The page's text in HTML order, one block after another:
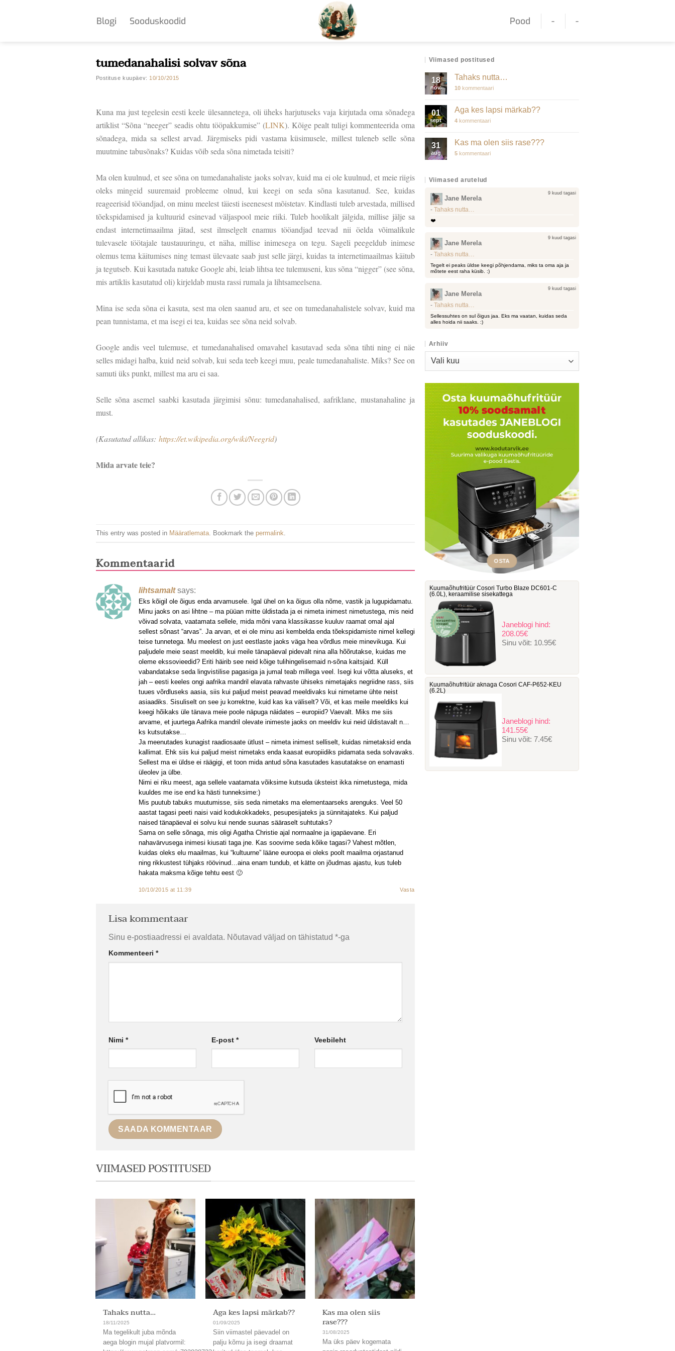
Blogi Sooduskoodid Pood - -
tumedanahalisi solvav sõna
Postituse kuupäev: 10/10/2015
Kuna ma just tegelesin eesti keele ülesannetega, oli üheks harjutuseks vaja kirjutada oma sõnadega
artiklist “Sõna “neeger” seadis ohtu tööpakkumise” (LINK). Kõige pealt tuligi kommenteerida oma
sõnadega, mida sa sellest arvad. Järgmiseks pidi vastama küsimusele, millest tuleneb selle sõna
muutmine tabusõnaks? Kuidas võib seda sõna nimetada teisiti?
Ma olen kuulnud, et see sõna on tumedanahaliste jaoks solvav, kuid ma ei ole kuulnud, et meie riigis
oleks mingeid suuremaid probleeme olnud, kui keegi on seda sõna kasutanud. See, kuidas
reageerisid tööandjad, on minu meelest täiesti iseenesest mõistetav. Kindlasti tuleb arvestada, millised
tõekspidamised ja kultuurid esinevad väljaspool meie riiki. Tuleb hoolikalt jälgida, millise jälje sa
endast internetimaailma jätad, sest ilmselgelt enamus tööandjad teevad nii öelda võimalikule
tulevasele töötajale taustauuringu, et näha, millise inimesega on tegu. Sageli peegeldub inimese
olemus tema käitumises ning temast ülevaate saab just selle järgi, kuidas ta internetimaailmas käitub
ja tegutseb. Kui kasutada natuke Google abi, leiab lihtsa tee tulemuseni, kus sõna “nigger” (see sõna,
mis artiklis kasutatud oli) kirjeldab musta rassi rumala ja lihtsameelsena.
Mina ise seda sõna ei kasuta, sest ma olen saanud aru, et see on tumedanahalistele solvav, kuid ma
pean tunnistama, et ma isegi ei tea, kuidas see sõna neid solvab.
Google andis veel tulemuse, et tumedanahalised omavahel kasutavad seda sõna tihti ning ei näe
selles midagi halba, kuid neid solvab, kui seda teeb keegi muu, peale tumedanahaliste. Miks? See on
samuti üks punkt, millest ma aru ei saa.
Selle sõna asemel saabki kasutada järgimisi sõnu: tumedanahalised, aafriklane, mustanahaline ja
must.
(Kasutatud allikas: https://et.wikipedia.org/wiki/Neegrid)
Mida arvate teie?
This entry was posted in Määratlemata. Bookmark the permalink
Kommentaarid
lihtsamalt says:
Eks kõigil ole õigus enda arvamusele. Igal ühel on ka õigus olla nõme, vastik ja lugupidamatu.
Minu jaoks on asi lihtne – ma püüan mitte üldistada ja ei nimeta inimest nimetustega, mis neid
võivad solvata, vaatamata sellele, mida mõni vana klassikasse kuuluv raamat omal ajal
sellest sõnast “arvas”. Ja arvan, et ei ole minu asi kembelda enda tõekspidamiste nimel kellegi
teise tunnetega. Mu meelest on just eestlaste jaoks väga hea võrdlus meie minevikuga. Kui
paljudele meie seast meeldib, kui meile tänapäeval pidevalt nina alla hõõrutakse, kuidas me
oleme ekssovieedid? Eriti häirib see neid kõige tulihingelisemaid n-sõna kaitsjaid. Küll
vabandatakse seda lingvistilise pagasiga ja jumal teab millega veel. Isegi kui võtta aluseks, et
jah – eesti keeles ongi aafrika mandril elavata rahvaste ühiseks nimetajaks negriidne rass, siis
tuues võrdluseks aasia, siis kui paljud meist peavad meeldivaks kui nimetame ühte neist
asiaadiks. Sisuliselt on see ju korrektne, kuid kas ka väliselt? Või, et kas meile meeldiks kui
keegi hõikaks üle tänava meie poole näpuga näidates – europiid? Vaevalt. Miks me siis
arvame, et juurtega Aafrika mandril olevate inimeste jaoks on meeldiv kui neid üldistavalt n…
ks kutsutakse…
Ja meenutades kunagist raadiosaate ütlust – nimeta inimest selliselt, kuidas nimetaksid enda
kallimat. Ehk siis kui paljud meist nimetaks enda kaasat europiidiks pidamata seda solvavaks.
Sellest ma ei üldse ei räägigi, et toon mida antud sõna kasutades kasutatakse on enamasti
üleolev ja ülbe.
Nimi ei riku meest, aga sellele vaatamata võiksime kutsuda üksteist ikka nimetustega, mida
kuuldes me ise end ka hästi tunneksime:)
Mis puutub tabuks muutumisse, siis seda nimetaks ma elementaarseks arenguks. Veel 50
aastat tagasi peeti naisi vaid kodukokkadeks, pesupesijateks ja sünnitajateks. Kui paljud
naised tänapäeval ei solvu kui nende suunas sääraselt suhtutaks?
Sama on selle sõnaga, mis oligi Agatha Christie ajal normaalne ja igapäevane. Eri
nahavärvusega inimesi kiusati taga jne. Kas soovime seda kõike tagasi? Vahest mõtlen,
kuidas oleks elu maailmas, kui “kultuurne” lääne euroopa ei oleks poolt maailma orjastanud
ning rikkustest tühjaks röövinud…aina enam tundub, et kätte on jõudmas ajastu, kus tuleb
hakata maksma kõige tehtu eest 🙂
10/10/2015 at 11:39 Vasta
Lisa kommentaar
Sinu e-postiaadressi ei avaldata. Nõutavad väljad on tähistatud *-ga
Kommenteeri *
Nimi * E-post * Veebileht
VIIMASED POSTITUSED
Tahaks nutta…
18/11/2025
Ma tegelikult juba mõnda
aega blogin mujal platvormil:
Aga kes lapsi märkab??
01/09/2025
Siin viimastel päevadel on
palju kõmu ja isegi draamat
Kas ma olen siis
rase???
31/08/2025
Ma üks päev kogemata
Viimased postitused
18
nov.
Tahaks nutta…
10kommentaari
01
sept
Aga kes lapsi märkab??
4kommentaari
31
aug
Kas ma olen siis rase???
5kommentaari
Viimased arutelud
Jane Merela
9 kuud tagasi
- Tahaks nutta…
❤️
Jane Merela
9 kuud tagasi
- Tahaks nutta…
Tegelt ei peaks üldse keegi põhjendama, miks ta oma aja ja
mõtete eest raha küsib. :)
Jane Merela
9 kuud tagasi
- Tahaks nutta…
Sellessuhtes on sul õigus jaa. Eks ma vaatan, kuidas seda
alles hoida nii saaks. :)
Arhiiv
Arhiiv
OSTA
Kuumaõhufritüür Cosori Turbo Blaze DC601-C
‎(6.0L), keraamilise sisekattega
Janeblogi hind:
208.05€
Sinu võit: 10.95€
Kuumaõhufritüür aknaga Cosori ‎CAF-P652-KEU
(6.2L)
Janeblogi hind:
141.55€
Sinu võit:7.45€